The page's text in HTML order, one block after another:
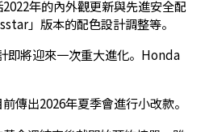
年的內外觀更新與先進安全配
」版本的配色設計調整等。
即將迎來一次重大進化。Honda
傳出2026年夏季會進行小改款。